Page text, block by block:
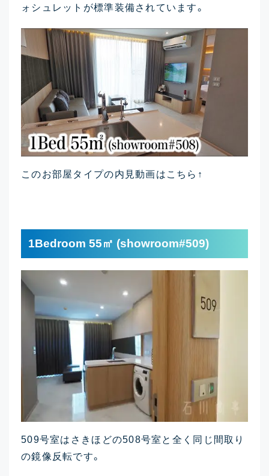
ォシュレットが標準装備されています。
このお部屋タイプの内見動画はこちら↑
1Bedroom 55㎡ (showroom#509)
509号室はさきほどの508号室と全く同じ間取り
の鏡像反転です。